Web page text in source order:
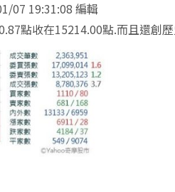
07 19:31:08 編輯
點收在15214.00點.而且還創